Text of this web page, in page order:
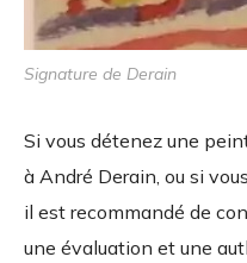
Signature de Derain
Si vous détenez une
à André Derain, ou si
il est recommandé de
une évaluation et une